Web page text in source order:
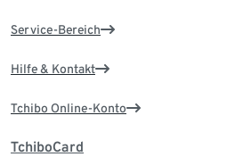
Service-Bereich
Hilfe & Kontakt
Tchibo Online-Konto
TchiboCard